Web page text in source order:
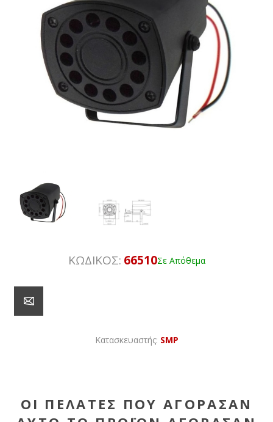
ΚΩΔΙΚΟΣ: 66510Σε Απόθεμα
Κατασκευαστής: SMP
ΟΙ ΠΕΛΆΤΕΣ ΠΟΥ ΑΓΌΡΑΣΑΝ